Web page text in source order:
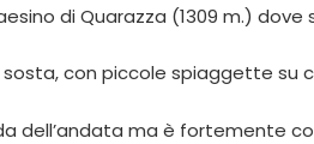
di Quarazza (1309 m.)
con piccole spiaggette
dell’andata ma è fortemente